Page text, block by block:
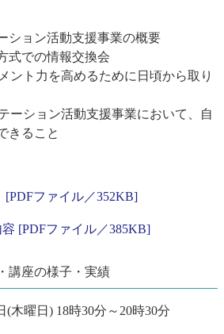
ション活動支援事業の概要
式での情報交換会
ント力を高めるために日頃から取り
ーション活動支援事業において、自
きること
[PDFファイル／352KB]
[PDFファイル／385KB]
講座の様子・実績
(木曜日) 18時30分～20時30分